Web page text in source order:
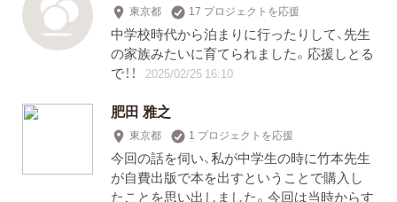
東京都 17 プロジェクトを応援
中学校時代から泊まりに行ったりして、先生
の家族みたいに育てられました。応援しとる
で！！
2025/02/25 16:10
肥田 雅之
東京都 1 プロジェクトを応援
今回の話を伺い、私が中学生の時に竹本先生
が自費出版で本を出すということで購入し
たことを思い出しました。今回は当時からす